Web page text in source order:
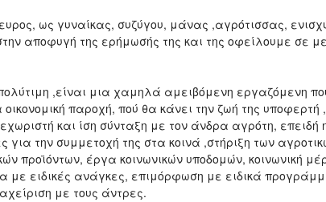
ως γυναίκας, συζύγου, μάνας ,αγρότισσας,
αποφυγή της ερήμωσής της και της οφείλουμε σε
,είναι μια χαμηλά αμειβόμενη εργαζόμενη
παροχή, πού θα κάνει την ζωή της υποφερτή
και ίση σύνταξη με τον άνδρα αγρότη, επειδή
για την συμμετοχή της στα κοινά ,στήριξη των
προϊόντων, έργα κοινωνικών υποδομών, κοινωνική
με ειδικές ανάγκες, επιμόρφωση με ειδικά
με τους άντρες.